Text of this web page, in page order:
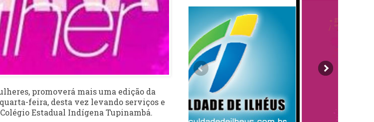
promoverá mais uma edição da
feira, desta vez levando serviços e
Estadual Indígena Tupinambá.